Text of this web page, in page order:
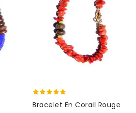
Bracelet En Corail Rouge